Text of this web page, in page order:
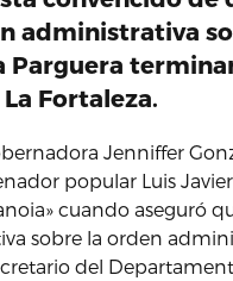
administrativa
Parguera
Fortaleza.
Jenniffer
popular Luis
cuando aseguró
sobre la orden
del